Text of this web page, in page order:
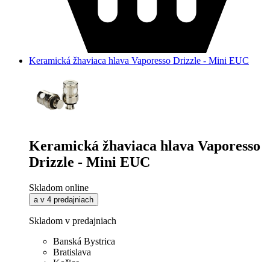
Keramická žhaviaca hlava Vaporesso Drizzle - Mini EUC
Keramická žhaviaca hlava Vaporesso
Drizzle - Mini EUC
Skladom online
a v 4 predajniach
Skladom v predajniach
Banská Bystrica
Bratislava